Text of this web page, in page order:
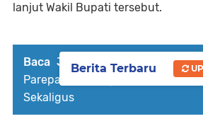
lanjut Wakil Bupati tersebut.
Baca Juga : Komunitas Pencak
Parepare Borong Medali di Dua
Sekaligus
Berita Terbaru